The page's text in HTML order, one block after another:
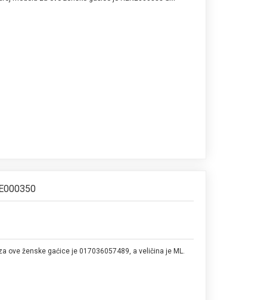
ove ženske gaćice je 017036057489, a veličina je ML.